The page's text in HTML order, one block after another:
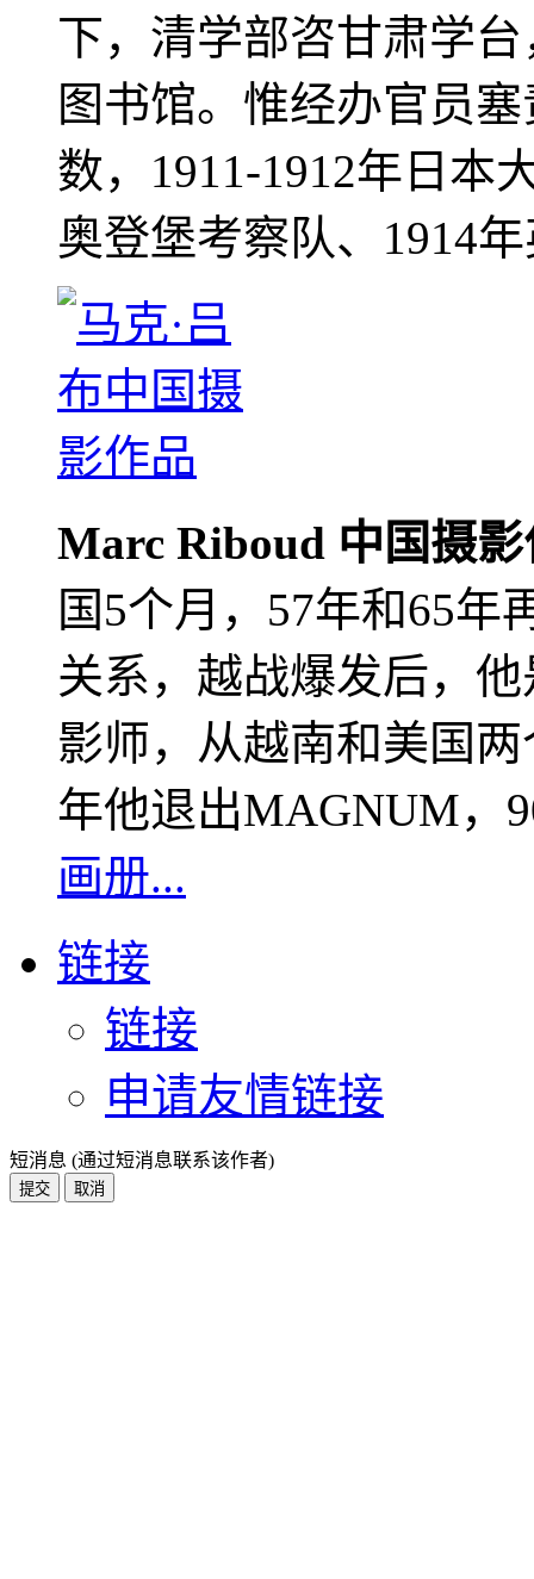
下，清学部咨甘肃学
图书馆。惟经办官员
数，1911-1912年日本
奥登堡考察队、1914
Marc Riboud 中国摄
国5个月，57年和65年
关系，越战爆发后，
影师，从越南和美国
年他退出MAGNUM，
画册...
链接
链接
申请友情链接
短消息 (通过短消息联系该作者)